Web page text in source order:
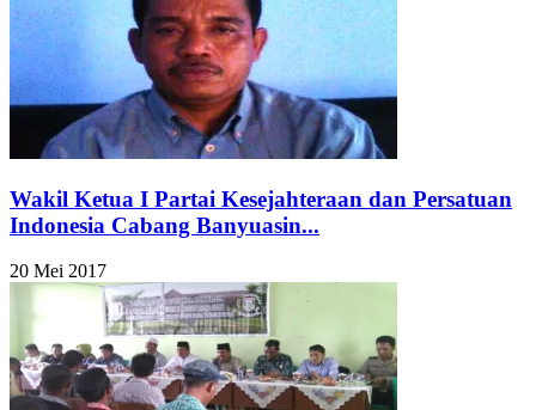
Wakil Ketua I Partai Kesejahteraan dan Persatuan
Indonesia Cabang Banyuasin...
20 Mei 2017